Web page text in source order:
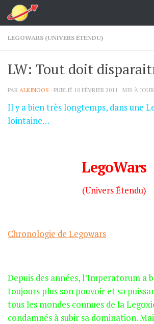
Skip to content
LEGOWARS (UNIVERS ÉTENDU)
LW: Tout doit
PAR ALKINOOS · PUBLIÉ 10 FÉVRIER 2011 · MIS À JOUR
Il y a bien très longtemps, dans une
lointaine…
LegoWars
(Univers Étendu)
Chronologie de Legowars
Depuis des années, l’Imperatorum a
toujours plus son pouvoir et sa
tous les mondes connues de la
condamnés à subir sa domination.